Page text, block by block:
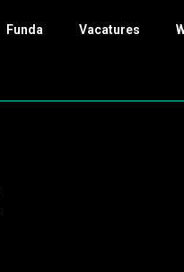
Funda Vacatures